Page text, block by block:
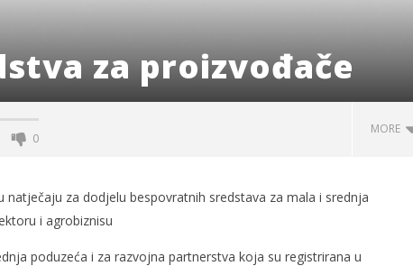
za proizvođače
0
MORE
natječaju za dodjelu bespovratnih sredstava za mala i srednja
i agrobiznisu
poduzeća i za razvojna partnerstva koja su registrirana u